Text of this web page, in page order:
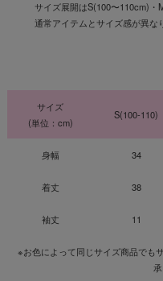
サイズ展開はS(100〜110cm)・
通常アイテムとサイズ感が異な
サイズ
(単位：cm)
S(100-110)
身幅 34
着丈 38
袖丈 11
※お色によって同じサイズ商品でも